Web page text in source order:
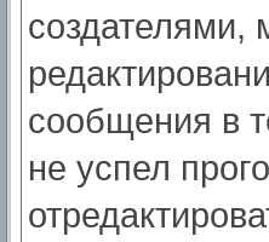
создателями,
сообщения в
не успел